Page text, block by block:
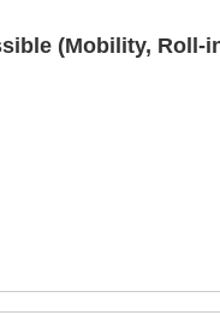
(Mobility, Roll-